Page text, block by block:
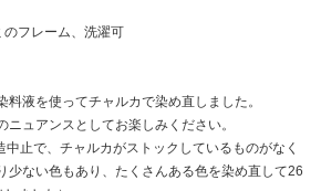
フレーム、洗濯可
液を使ってチャルカで染め直しました。
ュアンスとしてお楽しみください。
中止で、チャルカがストックしているものがなく
少ない色もあり、たくさんある色を染め直して26